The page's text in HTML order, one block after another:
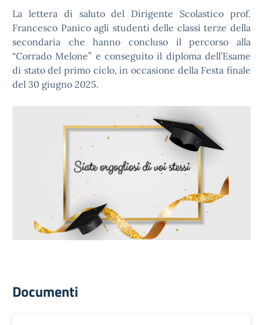
La lettera di saluto del Dirigente Scolastico prof.
Francesco Panico agli studenti delle classi terze della
secondaria che hanno concluso il percorso alla
“Corrado Melone” e conseguito il diploma dell’Esame
di stato del primo ciclo, in occasione della Festa finale
del 30 giugno 2025.
Documenti